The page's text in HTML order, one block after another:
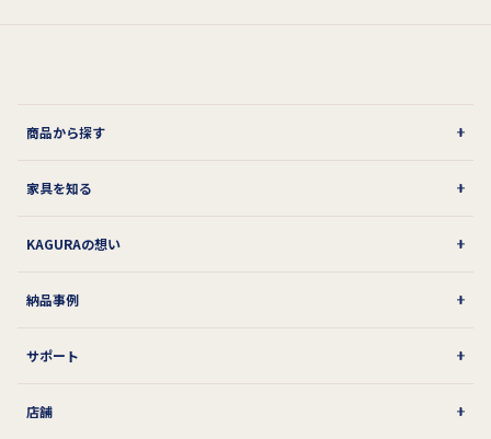
商品から探す
家具を知る
KAGURAの想い
納品事例
サポート
店舗